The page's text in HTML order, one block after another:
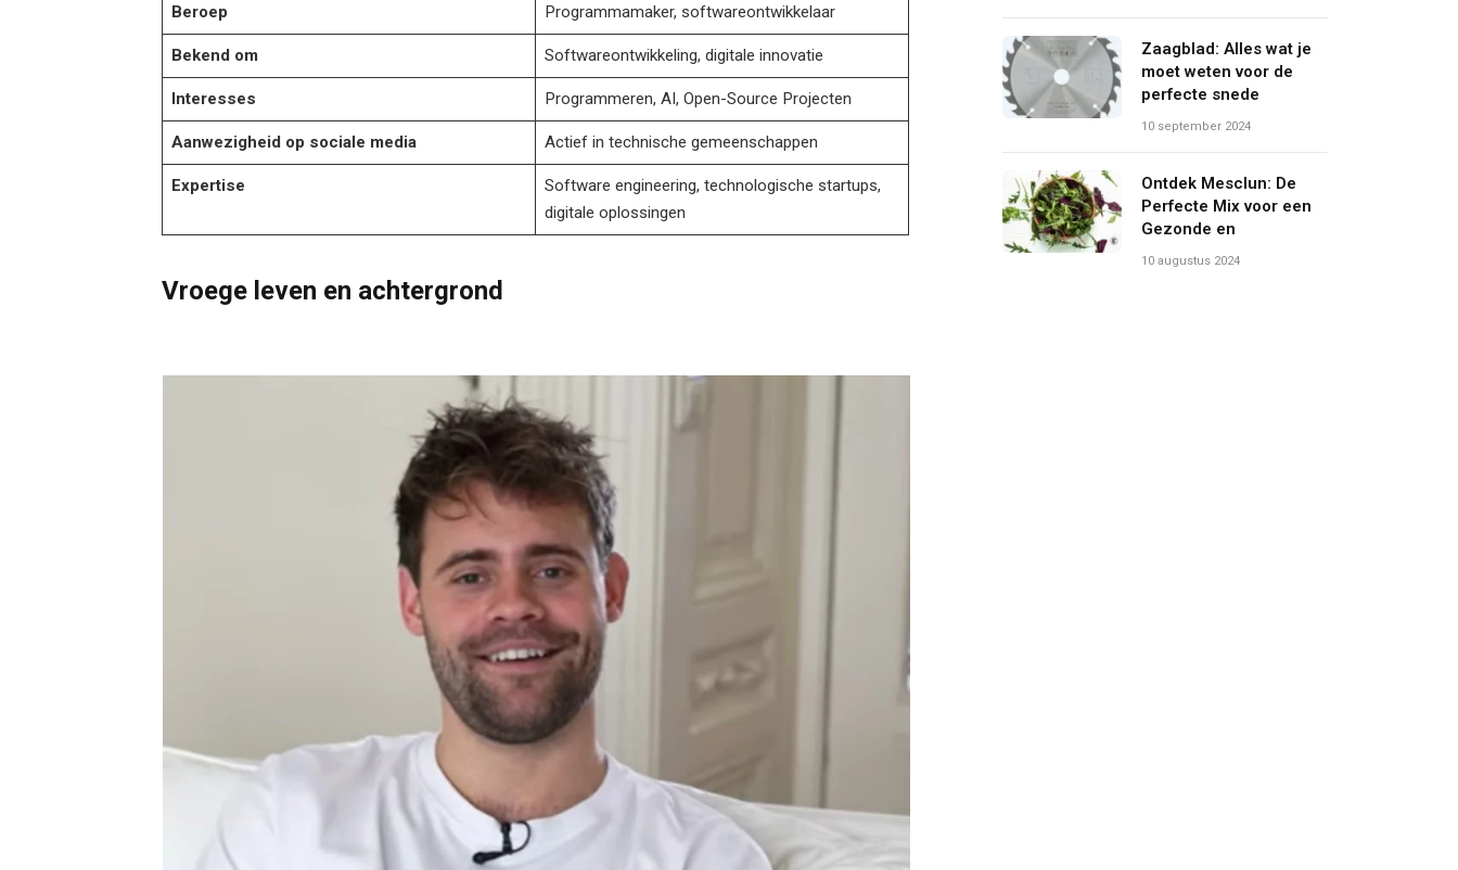
Beroep Programmamaker, softwareontwikkelaar
Bekend om Softwareontwikkeling, digitale innovatie
Interesses Programmeren, AI, Open-Source Projecten
Aanwezigheid op sociale media Actief in technische gemeenschappen
Expertise
Software engineering, technologische startups,
digitale oplossingen
Vroege leven en achtergrond
Zaagblad: Alles wat je
moet weten voor de
perfecte snede
10 september 2024
Ontdek Mesclun: De
Perfecte Mix voor een
Gezonde en
10 augustus 2024